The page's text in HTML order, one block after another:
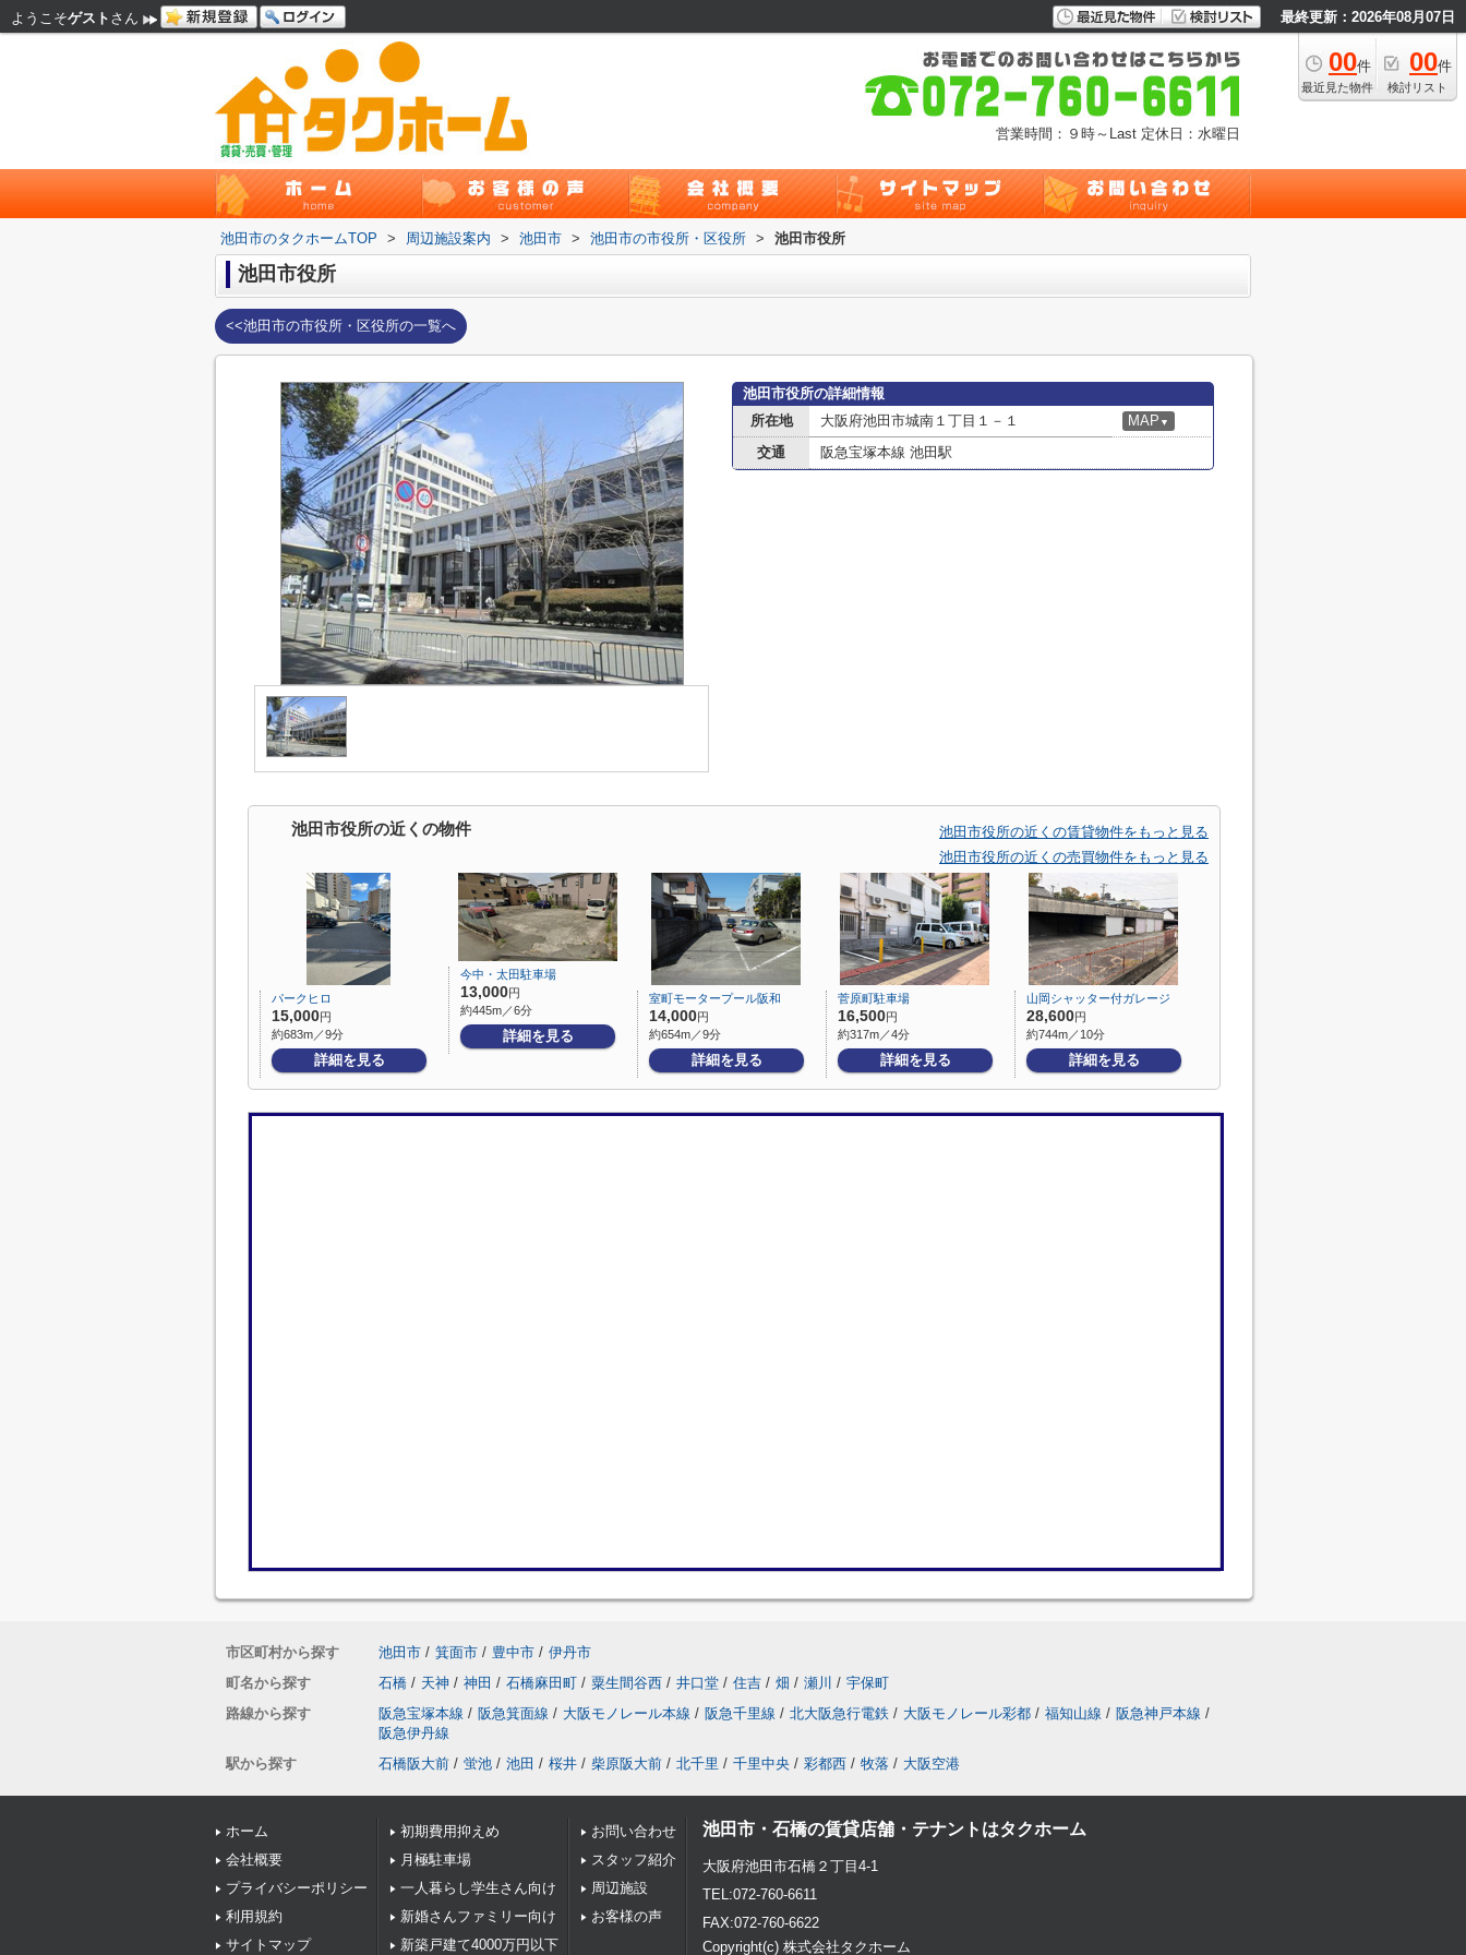
ようこそゲスト さん 最終更新：2026年08月07日
00件
最近見た物件
00件
検討リスト
営業時間：９時～Last 定休日：水曜日
池田市のタクホームTOP > 周辺施設案内 > 池田市 > 池田市の市役所・区役所 > 池田市役所
池田市役所
<<池田市の市役所・区役所の一覧へ
池田市役所の詳細情報
所在地
大阪府池田市城南１丁目１－１ MAP ▼
交通 阪急宝塚本線 池田駅
池田市役所の近くの物件
池田市役所の近くの賃貸物件をもっと見る
池田市役所の近くの売買物件をもっと見る
パークヒロ
15,000円
約683m／9分
詳細を見る
今中・太田駐車場
13,000円
約445m／6分
詳細を見る
室町モータープール阪和
14,000円
約654m／9分
詳細を見る
菅原町駐車場
16,500円
約317m／4分
詳細を見る
山岡シャッター付ガレージ
28,600円
約744m／10分
詳細を見る
市区町村から探す 池田市 / 箕面市 / 豊中市 / 伊丹市
町名から探す
石橋 / 天神 / 神田 / 石橋麻田町 / 粟生間谷西 / 井口堂 / 住吉 / 畑 / 瀬川 / 宇保町
路線から探す
阪急宝塚本線 / 阪急箕面線 / 大阪モノレール本線 / 阪急千里線 / 北大阪急行電鉄 / 大阪モノレール彩都 / 福知山線 / 阪急神戸本線 /
阪急伊丹線
駅から探す
石橋阪大前 / 蛍池 / 池田 / 桜井 / 柴原阪大前 / 北千里 / 千里中央 / 彩都西 / 牧落 / 大阪空港
ホーム
会社概要
プライバシーポリシー
利用規約
サイトマップ
初期費用抑えめ
月極駐車場
一人暮らし学生さん向け
新婚さんファミリー向け
新築戸建て4000万円以下
お問い合わせ
スタッフ紹介
周辺施設
お客様の声
池田市・石橋の賃貸店舗・テナントはタクホーム
大阪府池田市石橋２丁目4-1
TEL:072-760-6611
FAX:072-760-6622
Copyright(c) 株式会社タクホーム